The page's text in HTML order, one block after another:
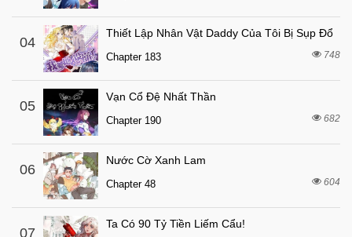
Chapter 144 6 tháng trước
Chapter 143 6 tháng trước
Chapter 142
Chapter 141 6 tháng trước
Chapter 140
Chapter 139 6 tháng trước
Chapter 138
Chapter 137
Chapter 136 6 tháng trước
04
Thiết Lập Nhân Vật Daddy Của Tôi Bị Sụp Đổ
Chapter 183 748
05
Vạn Cổ Đệ Nhất Thần
Chapter 190 682
06
Nước Cờ Xanh Lam
Chapter 48 604
07
Ta Có 90 Tỷ Tiền Liếm Cẩu!